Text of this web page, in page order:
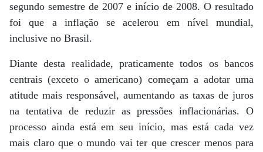
segundo semestre de 2007 e início de 2008. O resultado
foi que a inflação se acelerou em nível mundial,
inclusive no Brasil.
Diante desta realidade, praticamente todos os bancos
centrais (exceto o americano) começam a adotar uma
atitude mais responsável, aumentando as taxas de juros
na tentativa de reduzir as pressões inflacionárias. O
processo ainda está em seu início, mas está cada vez
mais claro que o mundo vai ter que crescer menos para